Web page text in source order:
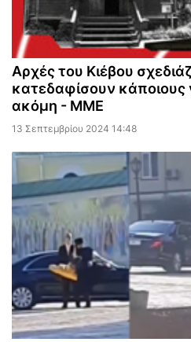
Αρχές του Κιέβου
κατεδαφίσουν κάποιους
ακόμη - ΜΜΕ
13 Σεπτεμβρίου 2024 14:48